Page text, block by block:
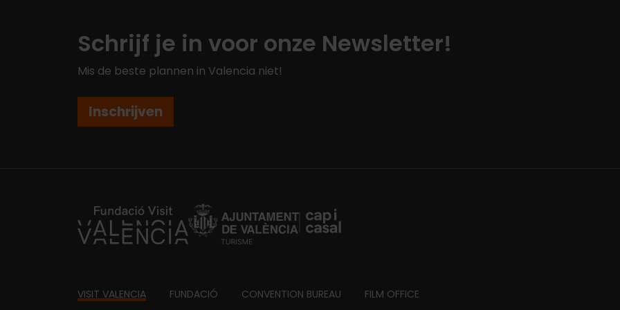
Schrijf je in voor onze Newsletter!
Mis de beste plannen in Valencia niet!
Inschrijven
https://fundacion.visitvalencia.com/
VISIT VALENCIA FUNDACIÓ CONVENTION BUREAU FILM OFFICE